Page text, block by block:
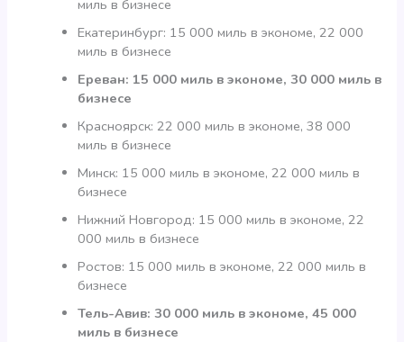
миль в бизнесе
Екатеринбург: 15 000 миль в экономе, 22 000
миль в бизнесе
Ереван: 15 000 миль в экономе, 30 000 миль в
бизнесе
Красноярск: 22 000 миль в экономе, 38 000
миль в бизнесе
Минск: 15 000 миль в экономе, 22 000 миль в
бизнесе
Нижний Новгород: 15 000 миль в экономе, 22
000 миль в бизнесе
Ростов: 15 000 миль в экономе, 22 000 миль в
бизнесе
Тель-Авив: 30 000 миль в экономе, 45 000
миль в бизнесе